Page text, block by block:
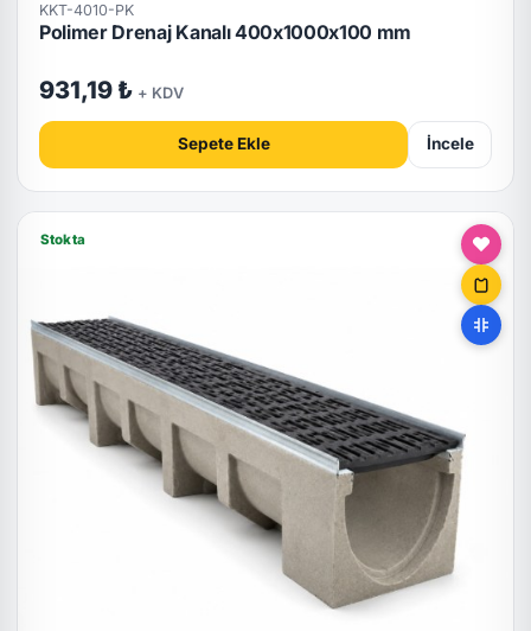
KKT-4010-PK
Polimer Drenaj Kanalı 400x1000x100 mm
931,19 ₺ + KDV
Sepete Ekle İncele
Stokta